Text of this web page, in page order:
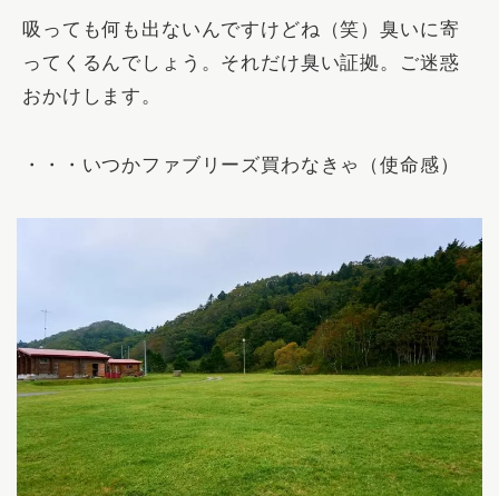
吸っても何も出ないんですけどね（笑）臭いに寄
ってくるんでしょう。それだけ臭い証拠。ご迷惑
おかけします。
・・・いつかファブリーズ買わなきゃ（使命感）